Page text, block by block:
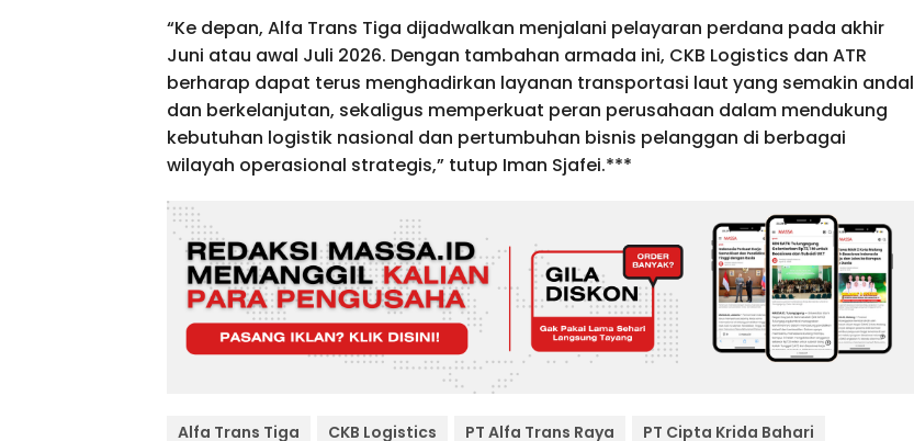
“Ke depan, Alfa Trans Tiga dijadwalkan menjalani pelayaran perdana pada akhir
Juni atau awal Juli 2026. Dengan tambahan armada ini, CKB Logistics dan ATR
berharap dapat terus menghadirkan layanan transportasi laut yang semakin andal
dan berkelanjutan, sekaligus memperkuat peran perusahaan dalam mendukung
kebutuhan logistik nasional dan pertumbuhan bisnis pelanggan di berbagai
wilayah operasional strategis,” tutup Iman Sjafei.***
Alfa Trans Tiga CKB Logistics PT Alfa Trans Raya PT Cipta Krida Bahari